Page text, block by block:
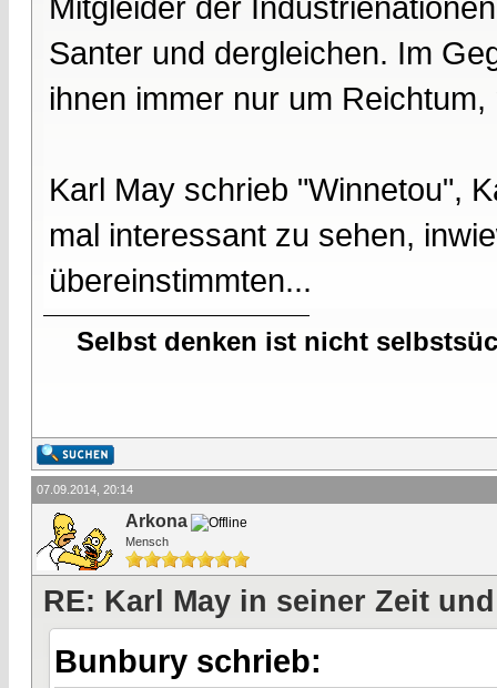
Santer und dergleichen. Im
ihnen immer nur um
Karl May schrieb "Winnetou",
mal interessant zu sehen,
übereinstimmten...
Selbst denken ist nicht
07.09.2014, 20:14
Arkona
Mensch
RE: Karl May in seiner Zeit
Bunbury schrieb: